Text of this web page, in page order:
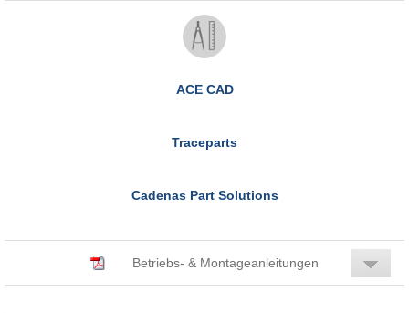
ACE CAD
Traceparts
Cadenas Part Solutions
Betriebs- & Montageanleitungen